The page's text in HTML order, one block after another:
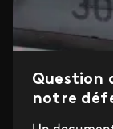
Question
notre